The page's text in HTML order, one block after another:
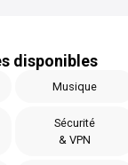
disponibles
Musique
Sécurité
& VPN